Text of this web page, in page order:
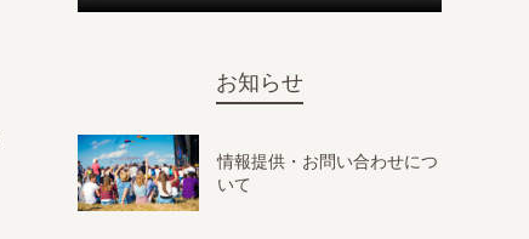
お知らせ
情報提供・お問い合わせにつ
いて